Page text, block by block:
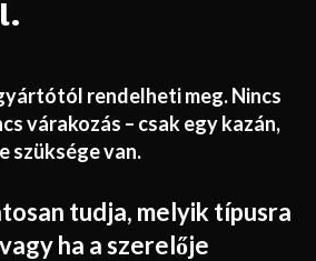
rendelheti meg. Nincs
várakozás – csak egy kazán,
szüksége van.
tudja, melyik típusra
ha a szerelője